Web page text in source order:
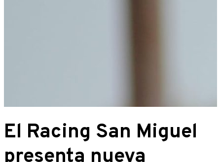
El Racing San Miguel
presenta nueva